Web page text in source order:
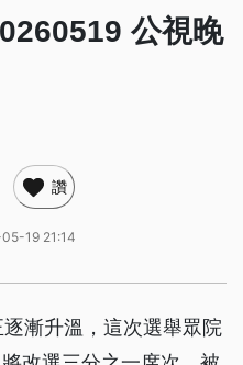
公視晚
讚
19 21:14
漸升溫，這次選舉眾院